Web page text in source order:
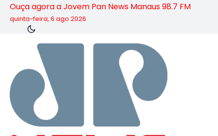
Ouça agora a Jovem Pan News Manaus 98.7 FM
quinta-feira, 6 ago 2026